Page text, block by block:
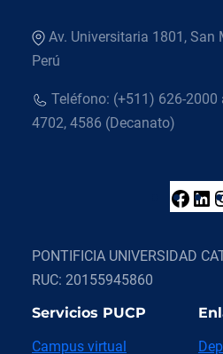
Av. Universitaria 1801, San
Perú
Teléfono: (+511) 626-2000
4702, 4586 (Decanato)
F
c
b
L
n
e
PONTIFICIA UNIVERSIDAD
RUC: 20155945860
Servicios PUCP
Campus virtual